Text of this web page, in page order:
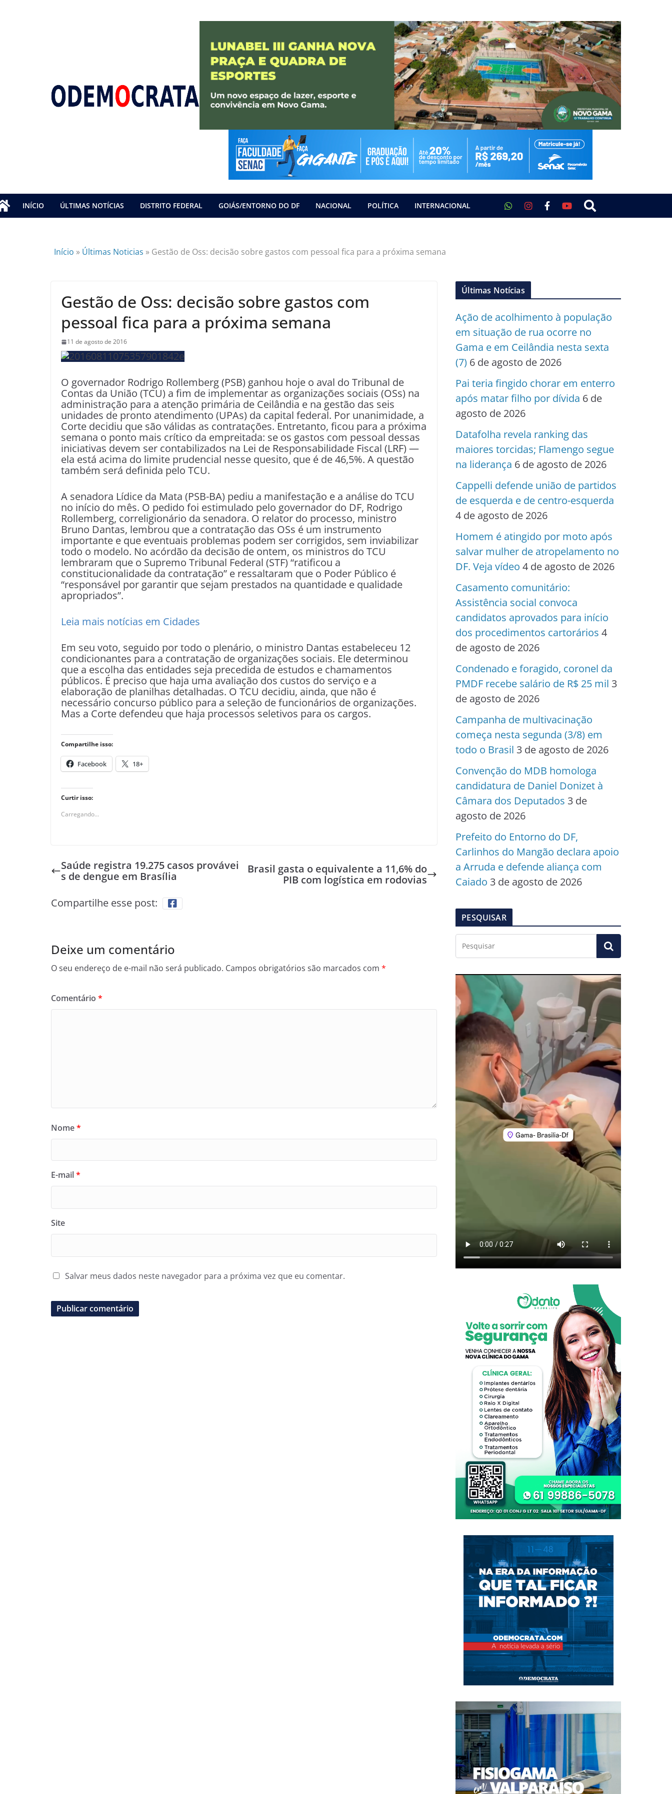
INÍCIO ÚLTIMAS NOTÍCIAS DISTRITO FEDERAL GOIÁS/ENTORNO DO DF NACIONAL POLÍTICA INTERNACIONAL
Início » Últimas Noticias » Gestão de Oss: decisão sobre gastos com pessoal fica para a próxima semana
Gestão de Oss: decisão sobre gastos com
pessoal fica para a próxima semana
11 de agosto de 2016
O governador Rodrigo Rollemberg (PSB) ganhou hoje o aval do Tribunal de
Contas da União (TCU) a fim de implementar as organizações sociais (OSs) na
administração para a atenção primária de Ceilândia e na gestão das seis
unidades de pronto atendimento (UPAs) da capital federal. Por unanimidade, a
Corte decidiu que são válidas as contratações. Entretanto, ficou para a próxima
semana o ponto mais crítico da empreitada: se os gastos com pessoal dessas
iniciativas devem ser contabilizados na Lei de Responsabilidade Fiscal (LRF) —
ela está acima do limite prudencial nesse quesito, que é de 46,5%. A questão
também será definida pelo TCU.
A senadora Lídice da Mata (PSB-BA) pediu a manifestação e a análise do TCU
no início do mês. O pedido foi estimulado pelo governador do DF, Rodrigo
Rollemberg, correligionário da senadora. O relator do processo, ministro
Bruno Dantas, lembrou que a contratação das OSs é um instrumento
importante e que eventuais problemas podem ser corrigidos, sem inviabilizar
todo o modelo. No acórdão da decisão de ontem, os ministros do TCU
lembraram que o Supremo Tribunal Federal (STF) “ratificou a
constitucionalidade da contratação” e ressaltaram que o Poder Público é
“responsável por garantir que sejam prestados na quantidade e qualidade
apropriados”.
Leia mais notícias em Cidades
Em seu voto, seguido por todo o plenário, o ministro Dantas estabeleceu 12
condicionantes para a contratação de organizações sociais. Ele determinou
que a escolha das entidades seja precedida de estudos e chamamentos
públicos. É preciso que haja uma avaliação dos custos do serviço e a
elaboração de planilhas detalhadas. O TCU decidiu, ainda, que não é
necessário concurso público para a seleção de funcionários de organizações.
Mas a Corte defendeu que haja processos seletivos para os cargos.
Compartilhe isso:
Facebook 18+
Curtir isso:
Carregando...
Saúde registra 19.275 casos provávei
s de dengue em Brasília
Brasil gasta o equivalente a 11,6% do
PIB com logística em rodovias
Compartilhe esse post:
Deixe um comentário
O seu endereço de e-mail não será publicado. Campos obrigatórios são marcados com *
Comentário *
Nome*
E-mail*
Site
Salvar meus dados neste navegador para a próxima vez que eu comentar.
Últimas Notícias
Ação de acolhimento à população
em situação de rua ocorre no
Gama e em Ceilândia nesta sexta
(7) 6 de agosto de 2026
Pai teria fingido chorar em enterro
após matar filho por dívida 6 de
agosto de 2026
Datafolha revela ranking das
maiores torcidas; Flamengo segue
na liderança 6 de agosto de 2026
Cappelli defende união de partidos
de esquerda e de centro-esquerda
4 de agosto de 2026
Homem é atingido por moto após
salvar mulher de atropelamento no
DF. Veja vídeo 4 de agosto de 2026
Casamento comunitário:
Assistência social convoca
candidatos aprovados para início
dos procedimentos cartorários 4
de agosto de 2026
Condenado e foragido, coronel da
PMDF recebe salário de R$ 25 mil 3
de agosto de 2026
Campanha de multivacinação
começa nesta segunda (3/8) em
todo o Brasil 3 de agosto de 2026
Convenção do MDB homologa
candidatura de Daniel Donizet à
Câmara dos Deputados 3 de
agosto de 2026
Prefeito do Entorno do DF,
Carlinhos do Mangão declara apoio
a Arruda e defende aliança com
Caiado 3 de agosto de 2026
PESQUISAR